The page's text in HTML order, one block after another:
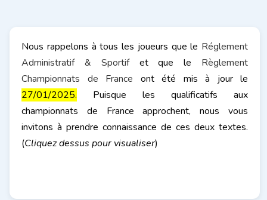
Nous rappelons à tous les joueurs que le Réglement
Administratif & Sportifet que le Règlement
Championnats de France ont été mis à jour le
27/01/2025. Puisque les qualificatifs aux
championnats de France approchent, nous vous
invitons à prendre connaissance de ces deux textes.
(Cliquez dessus pour visualiser)